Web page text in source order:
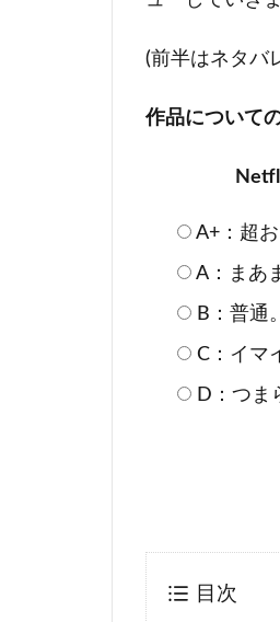
(前半はネタバ
作品について
A+：超
A：まあ
B：普通
C：イマ
D：つま
目次